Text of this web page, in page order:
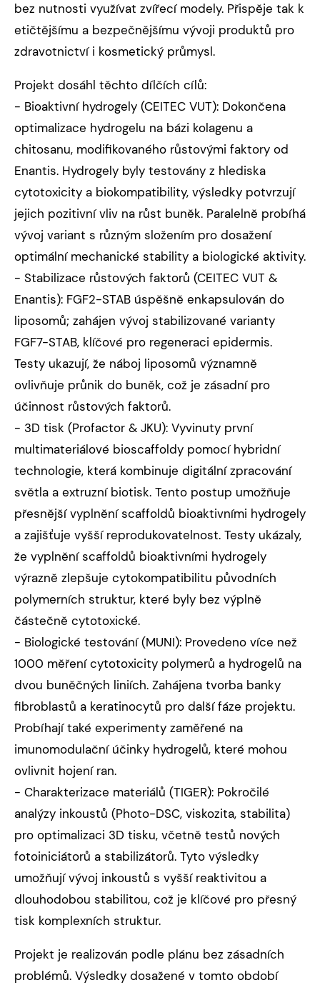
bez nutnosti využívat zvířecí modely. Přispěje tak k
etičtějšímu a bezpečnějšímu vývoji produktů pro
zdravotnictví i kosmetický průmysl.
Projekt dosáhl těchto dílčích cílů:
- Bioaktivní hydrogely (CEITEC VUT): Dokončena
optimalizace hydrogelu na bázi kolagenu a
chitosanu, modifikovaného růstovými faktory od
Enantis. Hydrogely byly testovány z hlediska
cytotoxicity a biokompatibility, výsledky potvrzují
jejich pozitivní vliv na růst buněk. Paralelně probíhá
vývoj variant s různým složením pro dosažení
optimální mechanické stability a biologické aktivity.
- Stabilizace růstových faktorů (CEITEC VUT &
Enantis): FGF2-STAB úspěšně enkapsulován do
liposomů; zahájen vývoj stabilizované varianty
FGF7-STAB, klíčové pro regeneraci epidermis.
Testy ukazují, že náboj liposomů významně
ovlivňuje průnik do buněk, což je zásadní pro
účinnost růstových faktorů.
- 3D tisk (Profactor & JKU): Vyvinuty první
multimateriálové bioscaffoldy pomocí hybridní
technologie, která kombinuje digitální zpracování
světla a extruzní biotisk. Tento postup umožňuje
přesnější vyplnění scaffoldů bioaktivními hydrogely
a zajišťuje vyšší reprodukovatelnost. Testy ukázaly,
že vyplnění scaffoldů bioaktivními hydrogely
výrazně zlepšuje cytokompatibilitu původních
polymerních struktur, které byly bez výplně
částečně cytotoxické.
- Biologické testování (MUNI): Provedeno více než
1000 měření cytotoxicity polymerů a hydrogelů na
dvou buněčných liniích. Zahájena tvorba banky
fibroblastů a keratinocytů pro další fáze projektu.
Probíhají také experimenty zaměřené na
imunomodulační účinky hydrogelů, které mohou
ovlivnit hojení ran.
- Charakterizace materiálů (TIGER): Pokročilé
analýzy inkoustů (Photo-DSC, viskozita, stabilita)
pro optimalizaci 3D tisku, včetně testů nových
fotoiniciátorů a stabilizátorů. Tyto výsledky
umožňují vývoj inkoustů s vyšší reaktivitou a
dlouhodobou stabilitou, což je klíčové pro přesný
tisk komplexních struktur.
Projekt je realizován podle plánu bez zásadních
problémů. Výsledky dosažené v tomto období